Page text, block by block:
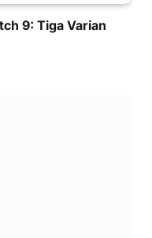
9: Tiga Varian